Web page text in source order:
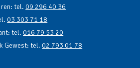
tel.09 296 40 36
03 303 71 18
tel.016 79 53 20
Gewest: tel.02 793 01 78